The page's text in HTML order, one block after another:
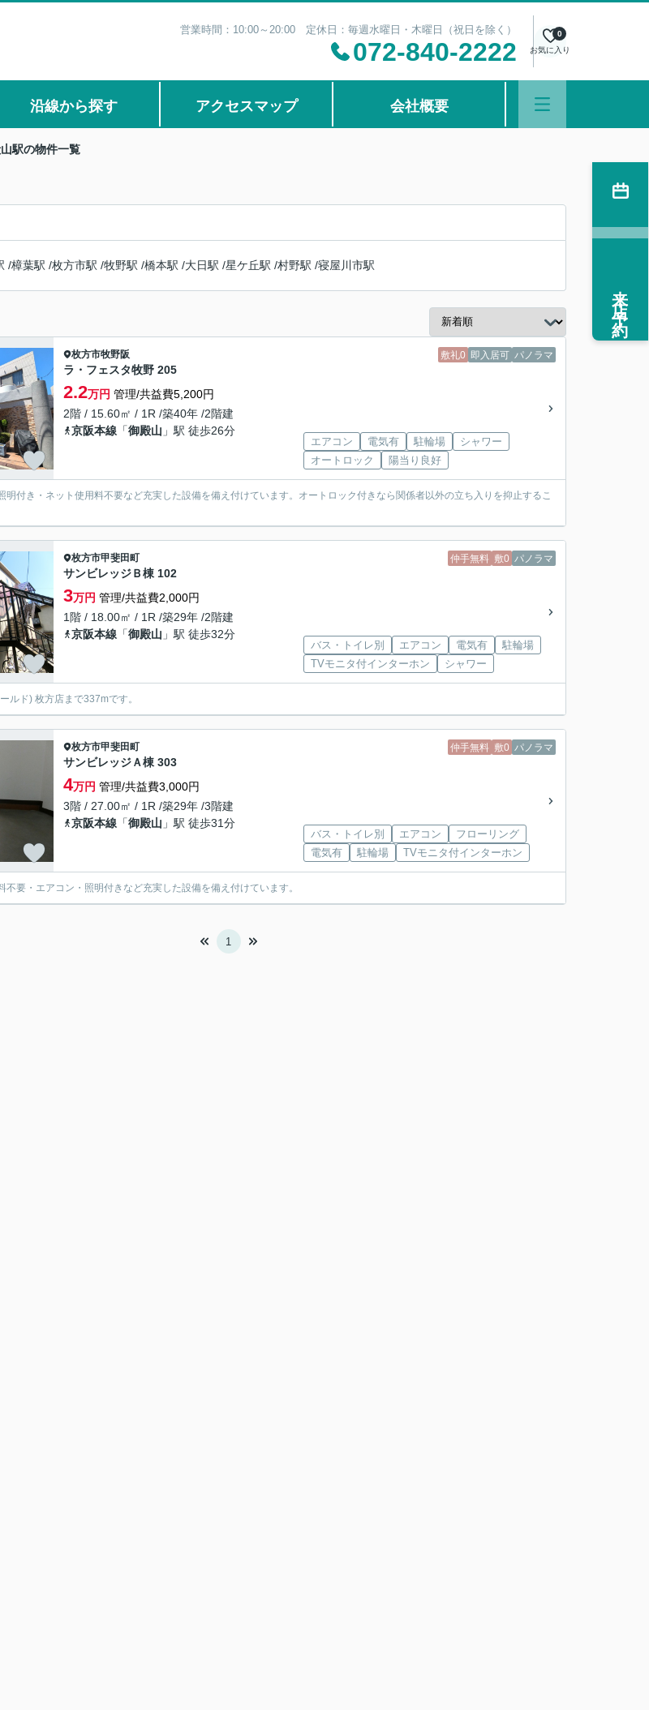
営業時間：10:00～20:00 定休日：毎週水曜日・木曜日（祝日を除く）
072-840-2222 お気に入り
0
沿線から探す アクセスマップ 会社概要
駅の物件一覧
/樟葉駅 /枚方市駅 /牧野駅 /橋本駅 /大日駅 /星ケ丘駅 /村野駅 /寝屋川市駅
敷礼0 即入居可 パノラマ
枚方市牧野阪
ラ・フェスタ牧野 205
2.2万円 管理/共益費5,200円
2階 / 15.60㎡ / 1R /築40年 /2階建
京阪本線 「御殿山 」駅 徒歩26分
エアコン 電気有 駐輪場
シャワー
オートロック
陽当り良好
明付き・ネット使用料不要など充実した設備を備え付けています。オートロック付きなら関係者以外の立ち入りを抑止するこ
仲手無料 敷0 パノラマ
枚方市甲斐田町
サンビレッジＢ棟 102
3万円 管理/共益費2,000円
1階 / 18.00㎡ / 1R /築29年 /2階建
京阪本線 「御殿山 」駅 徒歩32分
バス・トイレ別 エアコン 電気有
駐輪場
TVモニタ付インターホン
シャワー
ルド) 枚方店まで337mです。
仲手無料 敷0 パノラマ
枚方市甲斐田町
サンビレッジＡ棟 303
4万円 管理/共益費3,000円
3階 / 27.00㎡ / 1R /築29年 /3階建
京阪本線 「御殿山 」駅 徒歩31分
バス・トイレ別 エアコン
フローリング
電気有
駐輪場 TVモニタ付インターホン
不要・エアコン・照明付きなど充実した設備を備え付けています。
1
来店予約